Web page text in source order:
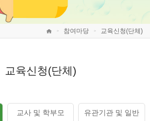
> 참여마당 > 교육신청(단체)
교육신청(단체)
교사 및 학부모 유관기관 및 일반